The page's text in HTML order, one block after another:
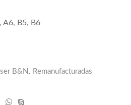
A6, B5, B6
B&N , Remanufacturadas